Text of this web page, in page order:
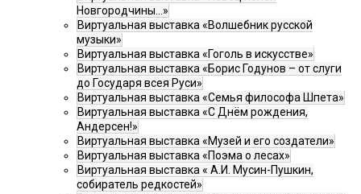
Новгородчины…»
Виртуальная выставка «Волшебник русской
музыки»
Виртуальная выставка «Гоголь в искусстве»
Виртуальная выставка «Борис Годунов – от слуги
до Государя всея Руси»
Виртуальная выставка «Семья философа Шпета»
Виртуальная выставка «С Днём рождения,
Андерсен!»
Виртуальная выставка «Музей и его создатели»
Виртуальная выставка «Поэма о лесах»
Виртуальная выставка « А.И. Мусин-Пушкин,
собиратель редкостей»